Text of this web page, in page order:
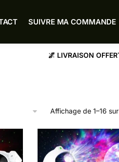
SUIVRE MA COMMANDE
🌌 LIVRAISON
Affichage de 1–16